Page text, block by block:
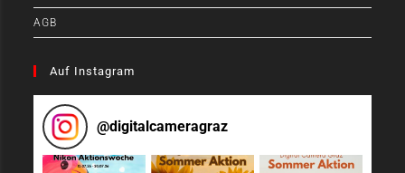
AGB
Auf Instagram
@digitalcameragraz